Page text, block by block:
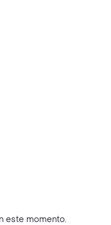
este momento.